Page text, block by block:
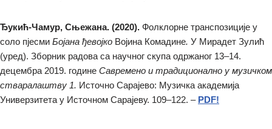
Ђукић-Чамур, Сњежана. (2020). Фолклорне транспозиције у
соло пјесми Бојана ђевојко Војина Комадине. У Мирадет Зулић
(уред). Зборник радова са научног скупа одржаног 13–14.
децембра 2019. године Савремено и традиционално у музичком
стваралаштву 1. Источно Сарајево: Музичка академија
Универзитета у Источном Сарајеву. 109–122. – PDF!